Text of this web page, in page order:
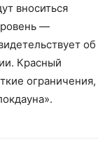
вноситься
—
об
Красный
ограничения,